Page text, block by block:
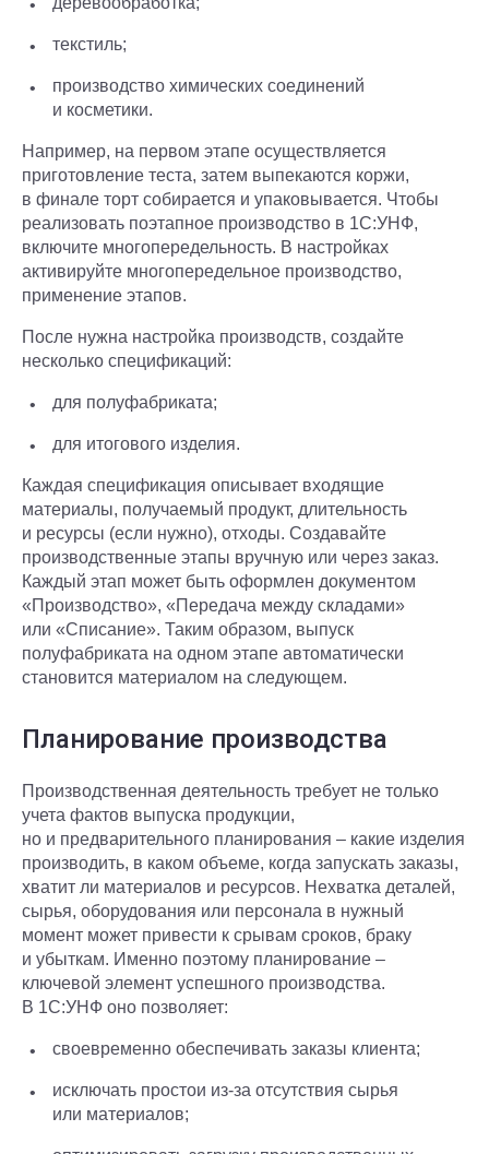
текстиль;
производство химических соединений
и косметики.
Например, на первом этапе осуществляется
приготовление теста, затем выпекаются коржи,
в финале торт собирается и упаковывается. Чтобы
реализовать поэтапное производство в 1С:УНФ,
включите многопередельность. В настройках
активируйте многопередельное производство,
применение этапов.
После нужна настройка производств, создайте
несколько спецификаций:
для полуфабриката;
для итогового изделия.
Каждая спецификация описывает входящие
материалы, получаемый продукт, длительность
и ресурсы (если нужно), отходы. Создавайте
производственные этапы вручную или через заказ.
Каждый этап может быть оформлен документом
«Производство», «Передача между складами»
или «Списание». Таким образом, выпуск
полуфабриката на одном этапе автоматически
становится материалом на следующем.
Планирование производства
Производственная деятельность требует не только
учета фактов выпуска продукции,
но и предварительного планирования – какие изделия
производить, в каком объеме, когда запускать заказы,
хватит ли материалов и ресурсов. Нехватка деталей,
сырья, оборудования или персонала в нужный
момент может привести к срывам сроков, браку
и убыткам. Именно поэтому планирование –
ключевой элемент успешного производства.
В 1С:УНФ оно позволяет:
своевременно обеспечивать заказы клиента;
исключать простои из-за отсутствия сырья
или материалов;